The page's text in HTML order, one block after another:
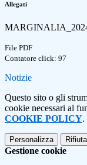
Allegati
File PDF
Contatore click: 97
Notizie
Questo sito o gli
cookie necessari al
COOKIE POLICY.
Personalizza
Gestione cookie